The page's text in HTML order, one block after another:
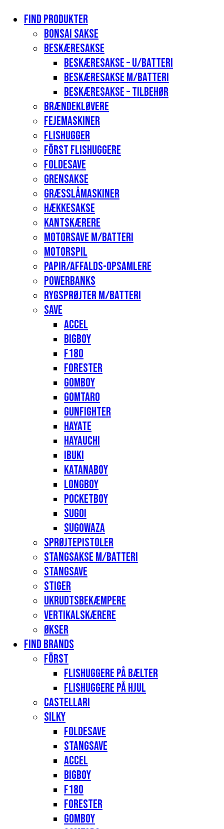
Find produkter
Bonsai sakse
Beskæresakse
Beskæresakse – u/batteri
Beskæresakse m/batteri
Beskæresakse – tilbehør
Brændekløvere
Fejemaskiner
Flishugger
Först flishuggere
Foldesave
Grensakse
Græsslåmaskiner
Hækkesakse
Kantskærere
Motorsave m/batteri
Motorspil
Papir/affalds-opsamlere
Powerbanks
Rygsprøjter m/batteri
Save
Accel
Bigboy
F180
Forester
Gomboy
Gomtaro
Gunfighter
Hayate
Hayauchi
Ibuki
Katanaboy
Longboy
Pocketboy
Sugoi
Sugowaza
Sprøjtepistoler
Stangsakse m/batteri
Stangsave
Stiger
Ukrudtsbekæmpere
Vertikalskærere
Økser
Find Brands
Först
Flishuggere på bælter
Flishuggere på hjul
Castellari
Silky
Foldesave
Stangsave
Accel
Bigboy
F180
Forester
Gomboy